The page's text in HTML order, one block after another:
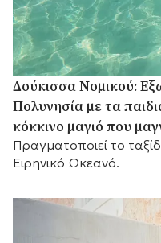
Δούκισσα Νομικού:
Πολυνησία με τα
κόκκινο μαγιό που
Πραγματοποιεί το
Ειρηνικό Ωκεανό.